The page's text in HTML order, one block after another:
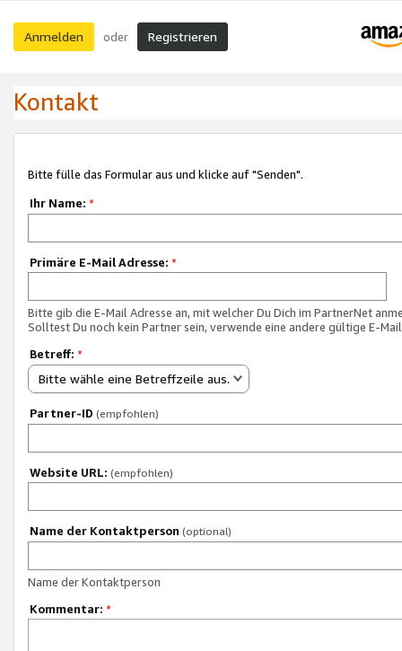
Anmelden oder Registrieren
Kontakt
Bitte fülle das Formular aus und klicke auf "Senden".
Ihr Name: *
Primäre E-Mail Adresse: *
Bitte gib die E-Mail Adresse an, mit welcher Du Dich im PartnerNet
Solltest Du noch kein Partner sein, verwende eine andere gültige E-
Betreff: *
Bitte wähle eine Betreffzeile aus.
Partner-ID (empfohlen)
Website URL: (empfohlen)
Name der Kontaktperson (optional)
Name der Kontaktperson
Kommentar: *